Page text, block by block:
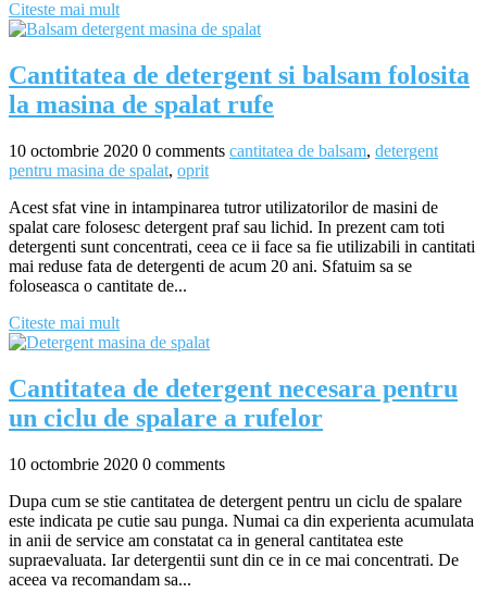
Citeste mai mult
Cantitatea de detergent si balsam folosita
la masina de spalat rufe
10 octombrie 2020 0 comments cantitatea de balsam, detergent
pentru masina de spalat, oprit
Acest sfat vine in intampinarea tutror utilizatorilor de masini de
spalat care folosesc detergent praf sau lichid. In prezent cam toti
detergenti sunt concentrati, ceea ce ii face sa fie utilizabili in cantitati
mai reduse fata de detergenti de acum 20 ani. Sfatuim sa se
foloseasca o cantitate de...
Citeste mai mult
Cantitatea de detergent necesara pentru
un ciclu de spalare a rufelor
10 octombrie 2020 0 comments
Dupa cum se stie cantitatea de detergent pentru un ciclu de spalare
este indicata pe cutie sau punga. Numai ca din experienta acumulata
in anii de service am constatat ca in general cantitatea este
supraevaluata. Iar detergentii sunt din ce in ce mai concentrati. De
aceea va recomandam sa...